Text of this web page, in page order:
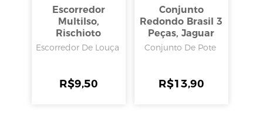
Escorredor
Multilso,
Rischioto
Escorredor De Louça
R$9,50
Conjunto
Redondo Brasil 3
Peças, Jaguar
Conjunto De Pote
R$13,90